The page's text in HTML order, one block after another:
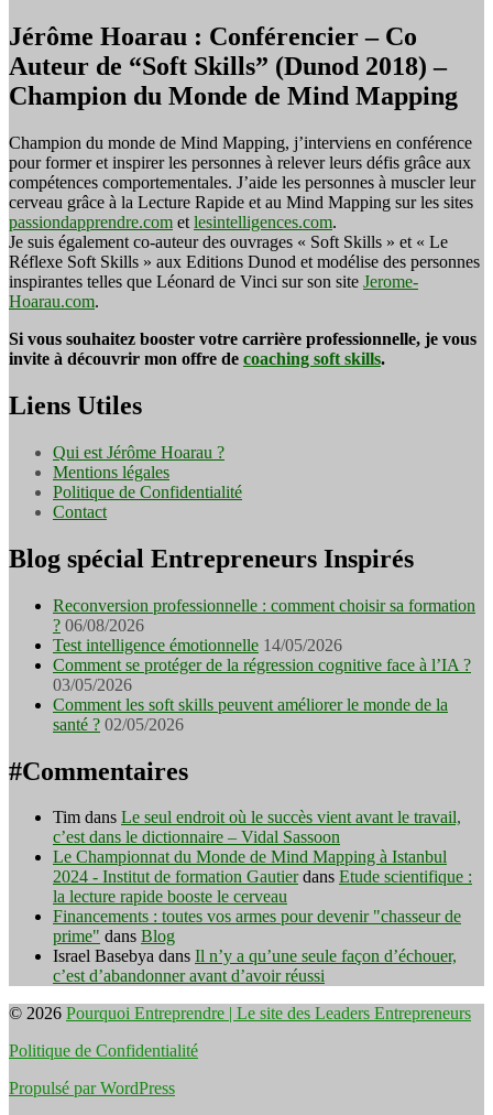
Jérôme Hoarau : Conférencier – Co
Auteur de “Soft Skills” (Dunod 2018) –
Champion du Monde de Mind Mapping
Champion du monde de Mind Mapping, j’interviens en conférence
pour former et inspirer les personnes à relever leurs défis grâce aux
compétences comportementales. J’aide les personnes à muscler leur
cerveau grâce à la Lecture Rapide et au Mind Mapping sur les sites
passiondapprendre.com et lesintelligences.com.
Je suis également co-auteur des ouvrages « Soft Skills » et « Le
Réflexe Soft Skills » aux Editions Dunod et modélise des personnes
inspirantes telles que Léonard de Vinci sur son site Jerome-
Hoarau.com.
Si vous souhaitez booster votre carrière professionnelle, je vous
invite à découvrir mon offre de coaching soft skills.
Liens Utiles
Qui est Jérôme Hoarau ?
Mentions légales
Politique de Confidentialité
Contact
Blog spécial Entrepreneurs Inspirés
Reconversion professionnelle : comment choisir sa formation
? 06/08/2026
Test intelligence émotionnelle 14/05/2026
Comment se protéger de la régression cognitive face à l’IA ?
03/05/2026
Comment les soft skills peuvent améliorer le monde de la
santé ? 02/05/2026
#Commentaires
Tim dans Le seul endroit où le succès vient avant le travail,
c’est dans le dictionnaire – Vidal Sassoon
Le Championnat du Monde de Mind Mapping à Istanbul
2024 - Institut de formation Gautierdans Etude scientifique :
la lecture rapide booste le cerveau
Financements : toutes vos armes pour devenir "chasseur de
prime" dans Blog
Israel Basebya dans Il n’y a qu’une seule façon d’échouer,
c’est d’abandonner avant d’avoir réussi
© 2026 Pourquoi Entreprendre | Le site des Leaders Entrepreneurs
Politique de Confidentialité
Propulsé par WordPress